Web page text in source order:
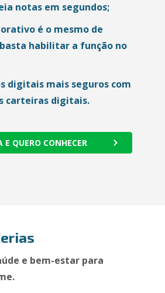
notas em segundos;
é o mesmo de
habilitar a função no
digitais mais seguros com
carteiras digitais.
E QUERO CONHECER
e bem-estar para